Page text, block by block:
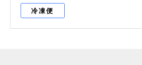
冷凍便